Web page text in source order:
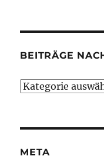
BEITRÄGE
Beiträge
META